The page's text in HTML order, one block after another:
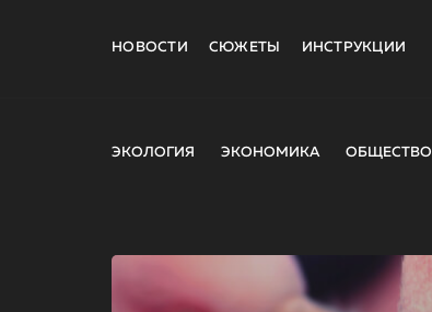
НОВОСТИ СЮЖЕТЫ ИНСТРУКЦИИ
ЭКОЛОГИЯ ЭКОНОМИКА ОБЩЕСТВО